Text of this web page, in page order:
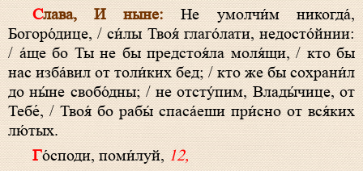
Слава,И ныне:
Не умолчи́м никогда́,
Богоро́дице, / си́лы Твоя́ глаго́лати, недосто́йнии:
/ áще бо Ты не бы предстоя́ла моля́щи, / кто бы
нас избáвил от толи́ких бед; / кто же бы сохрани́л
до ны́не свобо́дны; / не отсту́пим, Влады́чице, от
Тебе́, / Твоя́ бо рабы́ спасáеши при́сно от вся́ких
лю́тых.
Го́споди, поми́луй,12,